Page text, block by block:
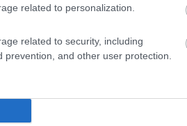
related to personalization.
related to security, including
and other user protection.
Πειραιά